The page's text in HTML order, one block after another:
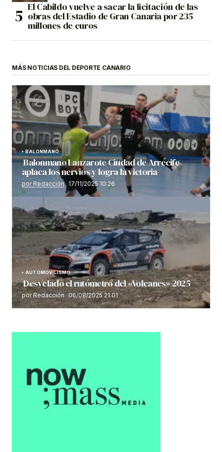
El Cabildo vuelve a sacar la licitación de las
obras del Estadio de Gran Canaria por 235
millones de euros
MÁS NOTICIAS DEL DEPORTE CANARIO
BALONMANO
Balonmano Lanzarote Ciudad de Arrecife
aplaca los nervios y logra la victoria
por Redacción 17/11/2025 10:26
AUTOMOVILISMO
Desvelado el rutómetro del «Volcanes» 2025
por Redacción 06/08/2025 21:01